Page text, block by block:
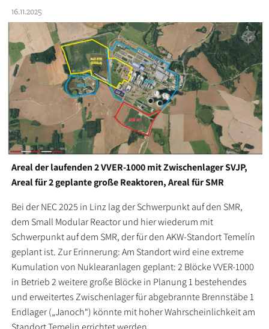
16.11.2025
Areal der laufenden 2 VVER-1000 mit Zwischenlager SVJP,
Areal für 2 geplante große Reaktoren, Areal für SMR
Bei der NEC 2025 in Linz lag der Schwerpunkt auf den SMR,
dem Small Modular Reactor und hier wiederum mit
Schwerpunkt auf dem SMR, der für den AKW-Standort Temelín
geplant ist. Zur Erinnerung: Am Standort wird eine extreme
Kumulation von Nuklearanlagen geplant: 2 Blöcke VVER-1000
in Betrieb 2 weitere große Blöcke in Planung 1 bestehendes
und erweitertes Zwischenlager für abgebrannte Brennstäbe 1
Endlager („Janoch“) könnte mit hoher Wahrscheinlichkeit am